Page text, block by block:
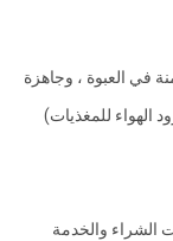
في العبوة ، وجاهزة
للمغذيات)
الشراء والخدمة